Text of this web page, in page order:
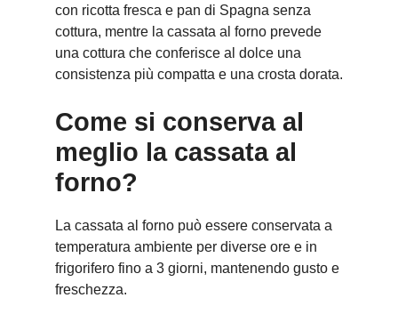
con ricotta fresca e pan di Spagna senza
cottura, mentre la cassata al forno prevede
una cottura che conferisce al dolce una
consistenza più compatta e una crosta dorata.
Come si conserva al
meglio la cassata al
forno?
La cassata al forno può essere conservata a
temperatura ambiente per diverse ore e in
frigorifero fino a 3 giorni, mantenendo gusto e
freschezza.